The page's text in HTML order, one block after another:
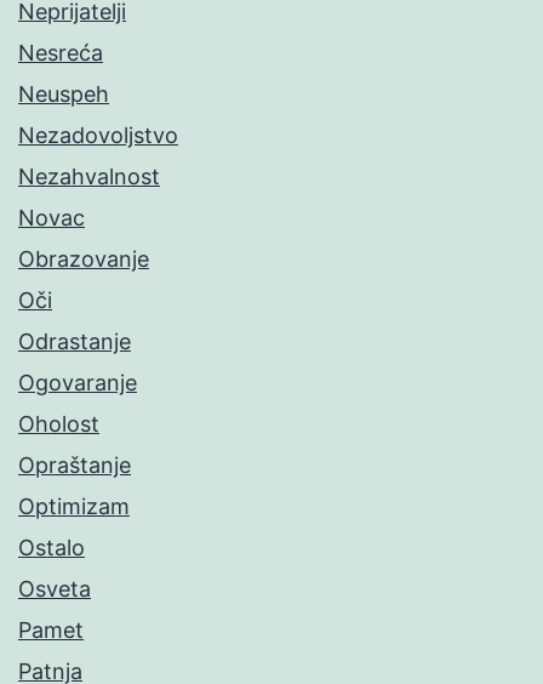
Neprijatelji
Nesreća
Neuspeh
Nezadovoljstvo
Nezahvalnost
Novac
Obrazovanje
Oči
Odrastanje
Ogovaranje
Oholost
Opraštanje
Optimizam
Ostalo
Osveta
Pamet
Patnja